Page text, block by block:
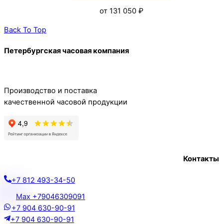
от 131 050 ₽
Back To Top
Петербургская часовая компания
Производство и поставка
качественной часовой продукции
Контакты
+7 812 493-34-50
Max +79046309091
+7 904 630-90-91
+7 904 630-90-91